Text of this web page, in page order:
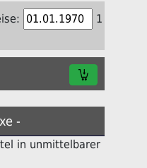
1
-
in unmittelbarer